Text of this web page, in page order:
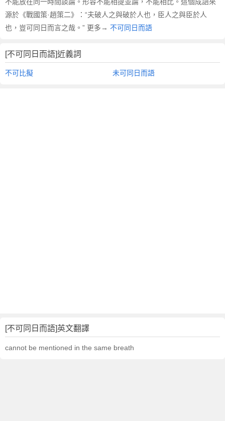
源於《戰國策·趙策二》：“夫破人之與破於人也，臣人之與臣於人
也，豈可同日而言之哉。” 更多→ 不可同日而語
[不可同日而語]近義詞
不可比擬 未可同日而語
[不可同日而語]英文翻譯
cannot be mentioned in the same breath